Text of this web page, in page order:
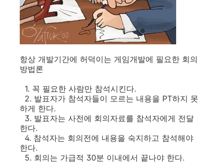
항상 개발기간에 허덕이는 게임개발에 필요한 회의
방법론
1. 꼭 필요한 사람만 참석시킨다.
2. 발표자가 참석자들이 모르는 내용을 PT하지 못
하게 한다.
3. 발표자는 사전에 회의자료를 참석자에게 전달
한다.
4. 참석자는 회의전에 내용을 숙지하고 참석해야
한다.
5. 회의는 가급적 30분 이내에서 끝나야 한다.